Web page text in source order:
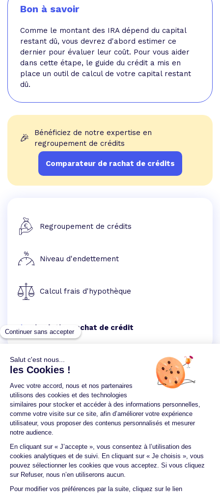
Bon à savoir
Comme le montant des IRA dépend du capital
restant dû, vous devrez d'abord estimer ce
dernier pour évaluer leur coût. Pour vous aider
dans cette étape, le guide du crédit a mis en
place un outil de calcul de votre capital restant
dû.
🎉
Bénéficiez de notre expertise en
regroupement de crédits
Comparateur de rachat de crédits
Regroupement de crédits
Niveau d'endettement
Calcul frais d'hypothèque
Simulation rachat de crédit
Un crédit vous engage et doit être remboursé.
Vérifiez vos capacités de remboursement avant de
vous engager.
Aucun versement, de quelque nature que ce soit, ne
peut être exigé d'un particulier avant l'obtention
d'un ou plusieurs prêts d'argent.
© 2026 Guide du crédit •Plan du site• Mentions